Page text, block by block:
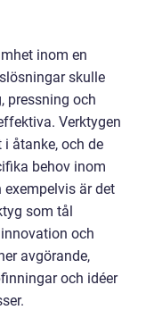
inom en
skulle
pressning och
Verktygen
åtanke, och de
behov inom
är det
som tål
och
avgörande,
och idéer